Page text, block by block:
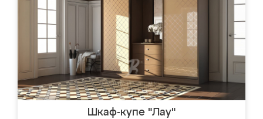
Шкаф-купе "Лау"